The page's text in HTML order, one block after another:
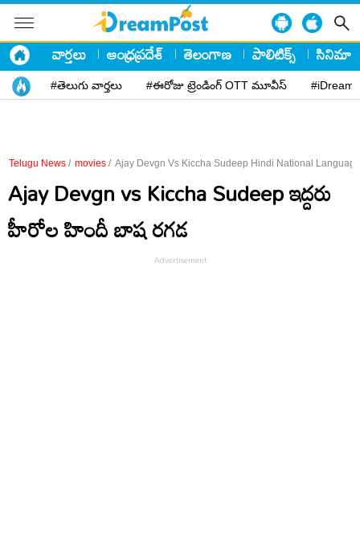
వార్తలు ఆంధ్రప్రదేశ్ తెలంగాణ పాలిటిక్స్ సినిమా
#తెలుగు వార్తలు #ఈరోజు ట్రెండింగ్ OTT మూవీస్
Telugu News / movies / Ajay Devgn Vs Kiccha Sudeep Hindi National
Ajay Devgn vs Kiccha Sudeep ఇద్దరు
హీరోల హిందీ బాష రగడ